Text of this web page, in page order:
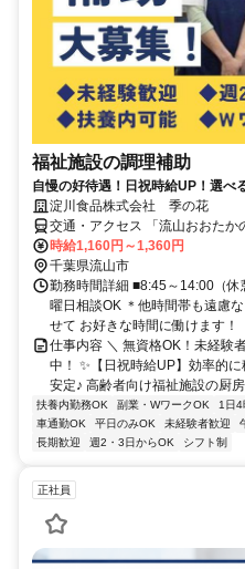
福祉施設の調理補助
自慢の好待遇！日祝時給UP！選べ
淀川食品株式会社 季の花
交通・アクセス 「流山おおた
時給1,160円～1,360円
千葉県流山市
勤務時間詳細 ■8:45～14:00（
曜日相談OK ＊他時間帯も遠慮
せて お好きな時間に働けます！
仕事内容 ＼ 無資格OK！未経験
中！ ✨【日祝時給UP】効率的
安定♪ 高齢者向け福祉施設の厨
扶養内勤務OK 副業・WワークOK 1日4
車通勤OK
平日のみOK 未経験者歓迎
長期歓迎
週2・3日からOK シフト制
正社員